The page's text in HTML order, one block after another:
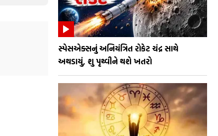
સ્પેસએક્સનું અનિયંત્રિત રોકેટ ચંદ્ર સાથે
અથડાયું, શુ પૃથ્વીને થશે ખતરો